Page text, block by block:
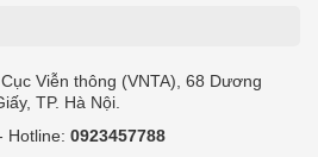
Viễn thông (VNTA), 68 Dương
TP. Hà Nội.
Hotline: 0923457788